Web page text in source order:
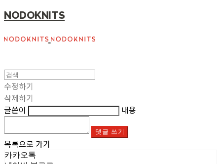
NODOKNITS
수정하기
삭제하기
글쓴이
내용
댓글 쓰기
목록으로 가기
카카오톡